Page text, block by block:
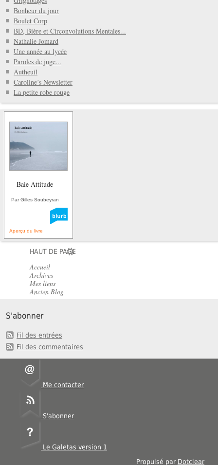
Bonheur du jour
Boulet Corp
BD, Bière et Circonvolutions Mentales...
Nathalie Jomard
Une année au lycée
Paroles de juge...
Autheuil
Caroline’s Newsletter
La petite robe rouge
Baie Attitude
Par Gilles Soubeyran
Aperçu du livre
HAUT DE PAGE
Accueil
Archives
Mes liens
Ancien Blog
S'abonner
Fil des entrées
Fil des commentaires
Me contacter
S'abonner
Le Galetas version 1
Propulsé par Dotclear